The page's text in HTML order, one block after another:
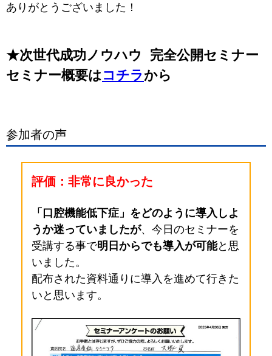
ありがとうございました！
★次世代成功ノウハウ 完全公開セミナー
セミナー概要は コチラから
参加者の声
評価：非常に良かった
「口腔機能低下症」をどのように導入しよ
うか迷っていましたが、今日のセミナーを
受講する事で明日からでも導入が可能と思
いました。
配布された資料通りに導入を進めて行きた
いと思います。